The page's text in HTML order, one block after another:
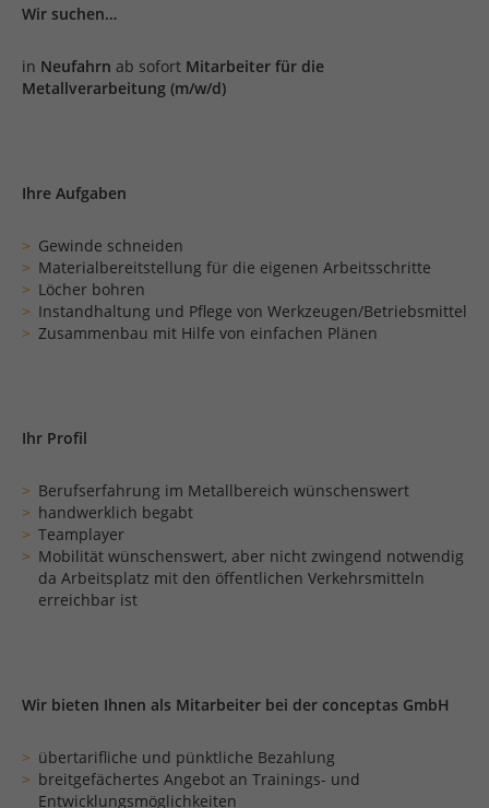
Wir suchen…
in Neufahrn ab sofort Mitarbeiter für die
Metallverarbeitung (m/w/d)
Ihre Aufgaben
Gewinde schneiden
Materialbereitstellung für die eigenen Arbeitsschritte
Löcher bohren
Instandhaltung und Pflege von Werkzeugen/Betriebsmittel
Zusammenbau mit Hilfe von einfachen Plänen
Ihr Profil
Berufserfahrung im Metallbereich wünschenswert
handwerklich begabt
Teamplayer
Mobilität wünschenswert, aber nicht zwingend notwendig
da Arbeitsplatz mit den öffentlichen Verkehrsmitteln
erreichbar ist
Wir bieten Ihnen als Mitarbeiter bei der conceptas GmbH
übertarifliche und pünktliche Bezahlung
breitgefächertes Angebot an Trainings- und
Entwicklungsmöglichkeiten